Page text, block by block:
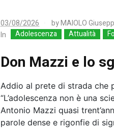
03/08/2026 byMAIOLO
In
Adolescenza Attualità
Don Mazzi e lo
Addio al prete di strada che
“L’adolescenza non è una
Antonio Mazzi quasi
parole dense e rigonfie di